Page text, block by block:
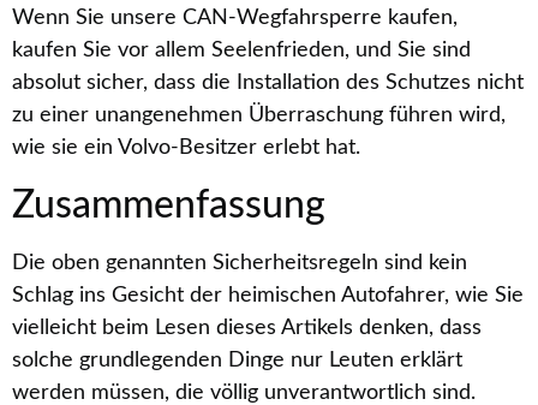
Wenn Sie unsere CAN-Wegfahrsperre kaufen,
kaufen Sie vor allem Seelenfrieden, und Sie sind
absolut sicher, dass die Installation des Schutzes nicht
zu einer unangenehmen Überraschung führen wird,
wie sie ein Volvo-Besitzer erlebt hat.
Zusammenfassung
Die oben genannten Sicherheitsregeln sind kein
Schlag ins Gesicht der heimischen Autofahrer, wie Sie
vielleicht beim Lesen dieses Artikels denken, dass
solche grundlegenden Dinge nur Leuten erklärt
werden müssen, die völlig unverantwortlich sind.